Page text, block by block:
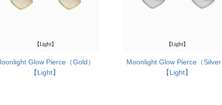
Glow Pierce（Gold）
【Light】
Moonlight Glow Pierce（
【Light】